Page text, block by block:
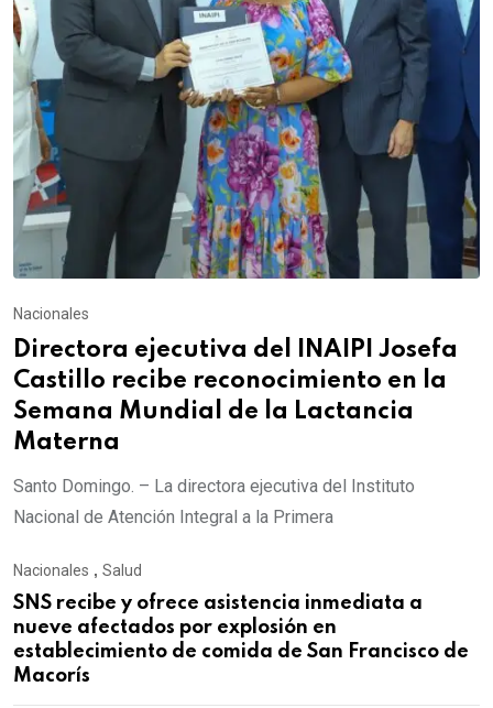
Nacionales
Directora ejecutiva del INAIPI Josefa
Castillo recibe reconocimiento en la
Semana Mundial de la Lactancia
Materna
Santo Domingo. – La directora ejecutiva del Instituto
Nacional de Atención Integral a la Primera
Nacionales , Salud
SNS recibe y ofrece asistencia inmediata a
nueve afectados por explosión en
establecimiento de comida de San Francisco de
Macorís